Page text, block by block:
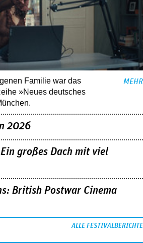
Familie war das
»Neues deutsches
MEHR
2026
großes Dach mit viel
British Postwar Cinema
ALLE FESTIVALBERICHTE